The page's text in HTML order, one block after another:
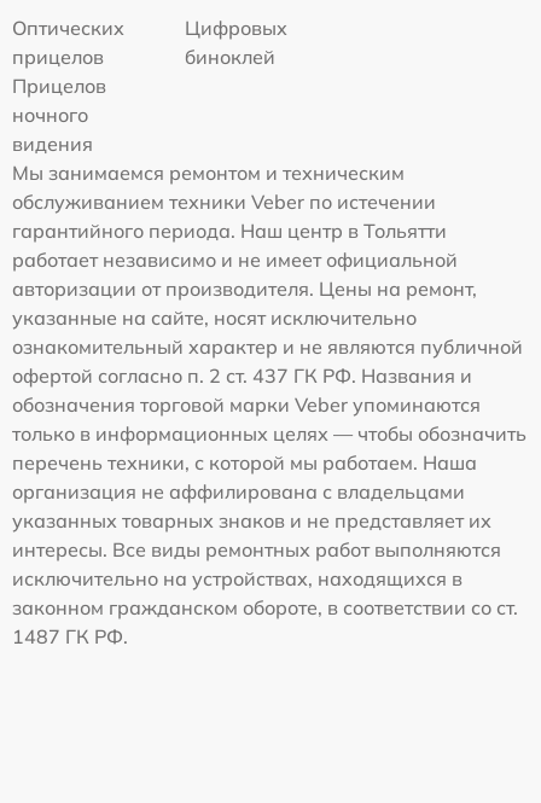
Оптических
прицелов
Цифровых
биноклей
Прицелов
ночного
видения
Мы занимаемся ремонтом и техническим
обслуживанием техники Veber по истечении
гарантийного периода. Наш центр в Тольятти
работает независимо и не имеет официальной
авторизации от производителя. Цены на ремонт,
указанные на сайте, носят исключительно
ознакомительный характер и не являются публичной
офертой согласно п. 2 ст. 437 ГК РФ. Названия и
обозначения торговой марки Veber упоминаются
только в информационных целях — чтобы обозначить
перечень техники, с которой мы работаем. Наша
организация не аффилирована с владельцами
указанных товарных знаков и не представляет их
интересы. Все виды ремонтных работ выполняются
исключительно на устройствах, находящихся в
законном гражданском обороте, в соответствии со ст.
1487 ГК РФ.